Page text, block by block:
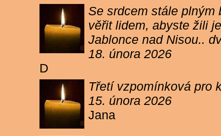
Se srdcem stále
věřit lidem, abyste žili
Jablonce nad Nisou..
18. února 2026
D
Třetí vzpomínková pro
15. února 2026
Jana